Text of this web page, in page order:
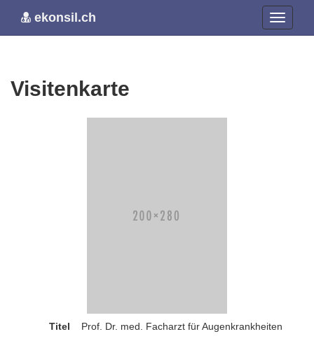
ekonsil.ch
Visitenkarte
Titel Prof. Dr. med. Facharzt für Augenkrankheiten